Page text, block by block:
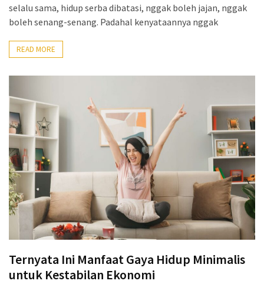
selalu sama, hidup serba dibatasi, nggak boleh jajan, nggak
boleh senang-senang. Padahal kenyataannya nggak
READ MORE
Ternyata Ini Manfaat Gaya Hidup Minimalis
untuk Kestabilan Ekonomi